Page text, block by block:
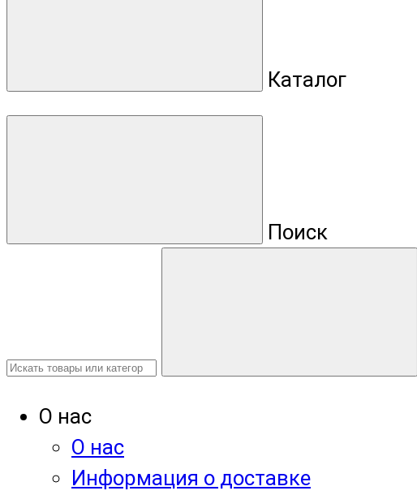
Каталог
Поиск
О нас
О нас
Информация о доставке